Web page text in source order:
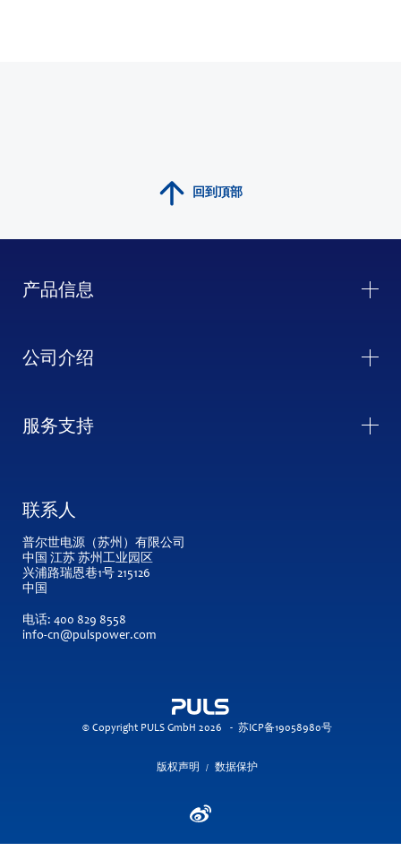
回到頂部
产品信息
公司介绍
服务支持
联系人
普尔世电源（苏州）有限公司
中国 江苏 苏州工业园区
兴浦路瑞恩巷1号 215126
中国
电话: 400 829 8558
info-cn@pulspower.com
© Copyright PULS GmbH 2026 - 苏ICP备19058980号
版权声明 / 数据保护